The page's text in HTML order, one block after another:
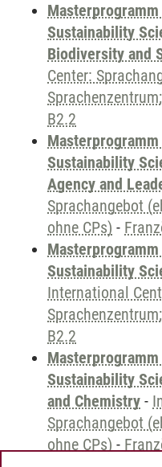
Sustainability
Biodiversity and
Center:
B2.2
Sustainability
Agency and
Sprachangebot
ohne CPs) -
Sustainability
International
B2.2
Sustainability
and Chemistry -
Sprachangebot
ohne CPs) -